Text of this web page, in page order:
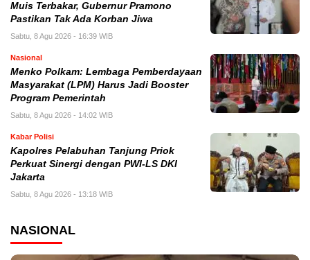
Muis Terbakar, Gubernur Pramono
Pastikan Tak Ada Korban Jiwa
Sabtu, 8 Agu 2026 - 16:39 WIB
Nasional
Menko Polkam: Lembaga Pemberdayaan
Masyarakat (LPM) Harus Jadi Booster
Program Pemerintah
Sabtu, 8 Agu 2026 - 14:02 WIB
Kabar Polisi
Kapolres Pelabuhan Tanjung Priok
Perkuat Sinergi dengan PWI-LS DKI
Jakarta
Sabtu, 8 Agu 2026 - 13:18 WIB
NASIONAL